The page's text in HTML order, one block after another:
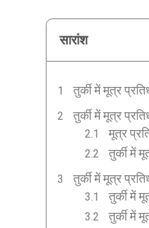
सारांश
तुर्की में मूत्र
तुर्की में मूत्र
मूत्र
तुर्की में
तुर्की में मूत्र
तुर्की में
तुर्की में